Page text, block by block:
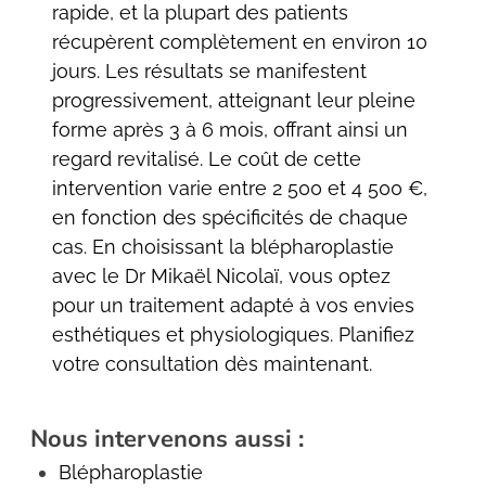
rapide, et la plupart des patients
récupèrent complètement en environ 10
jours. Les résultats se manifestent
progressivement, atteignant leur pleine
forme après 3 à 6 mois, offrant ainsi un
regard revitalisé. Le coût de cette
intervention varie entre 2 500 et 4 500 €,
en fonction des spécificités de chaque
cas. En choisissant la blépharoplastie
avec le Dr Mikaël Nicolaï, vous optez
pour un traitement adapté à vos envies
esthétiques et physiologiques. Planifiez
votre consultation dès maintenant.
Nous intervenons aussi :
Blépharoplastie